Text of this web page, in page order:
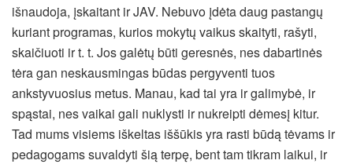
išnaudoja, įskaitant ir JAV. Nebuvo įdėta daug pastangų
kuriant programas, kurios mokytų vaikus skaityti, rašyti,
skaičiuoti ir t. t. Jos galėtų būti geresnės, nes dabartinės
tėra gan neskausmingas būdas pergyventi tuos
ankstyvuosius metus. Manau, kad tai yra ir galimybė, ir
spąstai, nes vaikai gali nuklysti ir nukreipti dėmesį kitur.
Tad mums visiems iškeltas iššūkis yra rasti būdą tėvams ir
pedagogams suvaldyti šią terpę, bent tam tikram laikui, ir